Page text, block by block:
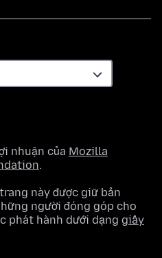
nhuận của Mozilla
.
này được giữ bản
người đóng góp cho
phát hành dưới dạng giấy